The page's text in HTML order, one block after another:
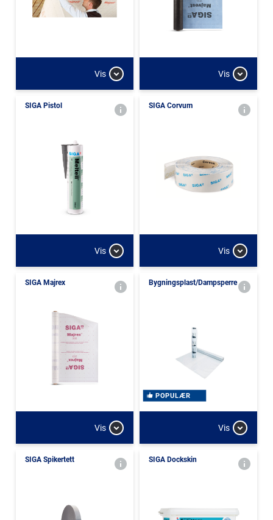
Vis Vis
SIGA Pistol
Vis
SIGA Corvum
Vis
SIGA Majrex
Vis
Bygningsplast/Dampsperre
POPULÆR
Vis
SIGA Spikertett SIGA Dockskin